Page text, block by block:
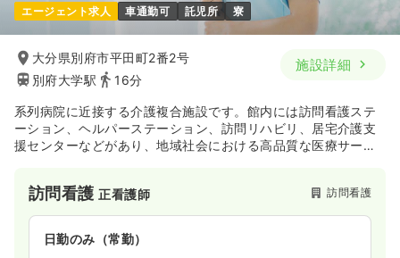
エージェント求人 車通勤可 託児所 寮
大分県別府市平田町2番2号
別府大学駅
16分
施設詳細
系列病院に近接する介護複合施設です。館内には訪問看護ステ
ーション、ヘルパーステーション、訪問リハビリ、居宅介護支
援センターなどがあり、地域社会における高品質な医療サービ
訪問看護正看護師 訪問看護
日勤のみ（常勤）